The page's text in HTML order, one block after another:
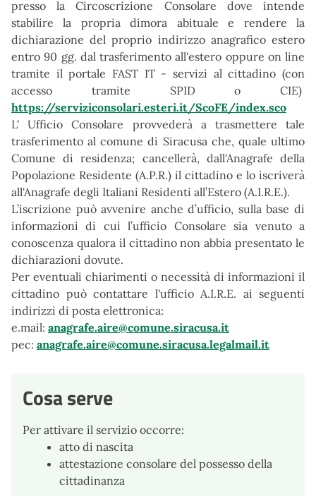
presso la Circoscrizione Consolare dove intende
stabilire la propria dimora abituale e rendere la
dichiarazione del proprio indirizzo anagrafico estero
entro 90 gg. dal trasferimento all'estero oppure on line
tramite il portale FAST IT - servizi al cittadino (con
accesso tramite SPID o CIE)
https://serviziconsolari.esteri.it/ScoFE/index.sco
L' Ufficio Consolare provvederà a trasmettere tale
trasferimento al comune di Siracusa che, quale ultimo
Comune di residenza; cancellerà, dall'Anagrafe della
Popolazione Residente (A.P.R.) il cittadino e lo iscriverà
all'Anagrafe degli Italiani Residenti all’Estero (A.I.R.E.).
L’iscrizione può avvenire anche d’ufficio, sulla base di
informazioni di cui l’ufficio Consolare sia venuto a
conoscenza qualora il cittadino non abbia presentato le
dichiarazioni dovute.
Per eventuali chiarimenti o necessità di informazioni il
cittadino può contattare l'ufficio A.I.R.E. ai seguenti
indirizzi di posta elettronica:
e.mail: anagrafe.aire@comune.siracusa.it
pec: anagrafe.aire@comune.siracusa.legalmail.it
Cosa serve
Per attivare il servizio occorre:
atto di nascita
attestazione consolare del possesso della
cittadinanza